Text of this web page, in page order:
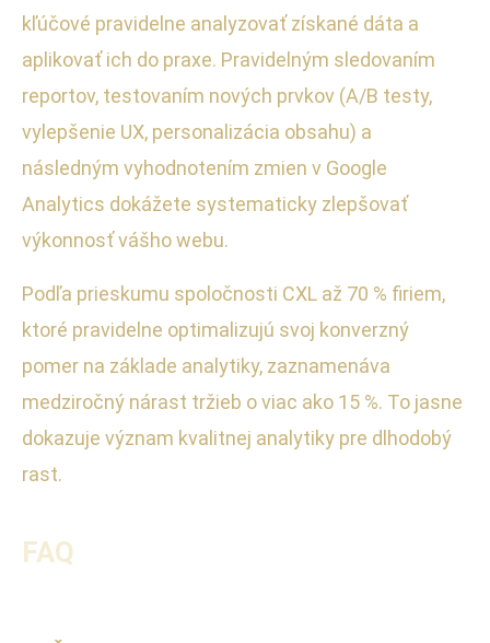
kľúčové pravidelne analyzovať získané dáta a
aplikovať ich do praxe. Pravidelným sledovaním
reportov, testovaním nových prvkov (A/B testy,
vylepšenie UX, personalizácia obsahu) a
následným vyhodnotením zmien v Google
Analytics dokážete systematicky zlepšovať
výkonnosť vášho webu.
Podľa prieskumu spoločnosti CXL až 70 % firiem,
ktoré pravidelne optimalizujú svoj konverzný
pomer na základe analytiky, zaznamenáva
medziročný nárast tržieb o viac ako 15 %. To jasne
dokazuje význam kvalitnej analytiky pre dlhodobý
rast.
FAQ